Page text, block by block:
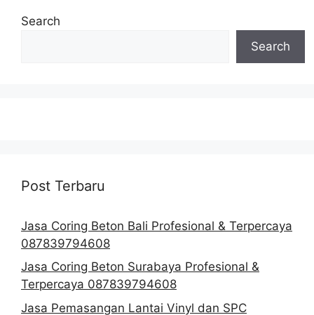
Search
Search
Post Terbaru
Jasa Coring Beton Bali Profesional & Terpercaya
087839794608
Jasa Coring Beton Surabaya Profesional &
Terpercaya 087839794608
Jasa Pemasangan Lantai Vinyl dan SPC